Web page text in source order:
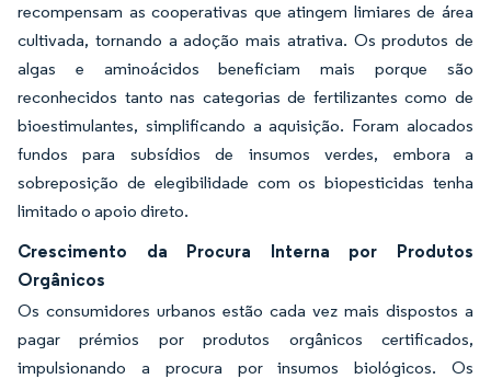
recompensam as cooperativas que atingem limiares de área
cultivada, tornando a adoção mais atrativa. Os produtos de
algas e aminoácidos beneficiam mais porque são
reconhecidos tanto nas categorias de fertilizantes como de
bioestimulantes, simplificando a aquisição. Foram alocados
fundos para subsídios de insumos verdes, embora a
sobreposição de elegibilidade com os biopesticidas tenha
limitado o apoio direto.
Crescimento da Procura Interna por Produtos
Orgânicos
Os consumidores urbanos estão cada vez mais dispostos a
pagar prémios por produtos orgânicos certificados,
impulsionando a procura por insumos biológicos. Os